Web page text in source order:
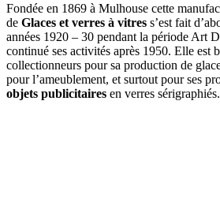
Fondée en 1869 à Mulhouse cette
de Glaces et verres à vitres s’est fait
années 1920 – 30 pendant la période Art
continué ses activités après 1950. Elle est
collectionneurs pour sa production de
pour l’ameublement, et surtout pour ses
objets publicitaires en verres sérigraphiés.